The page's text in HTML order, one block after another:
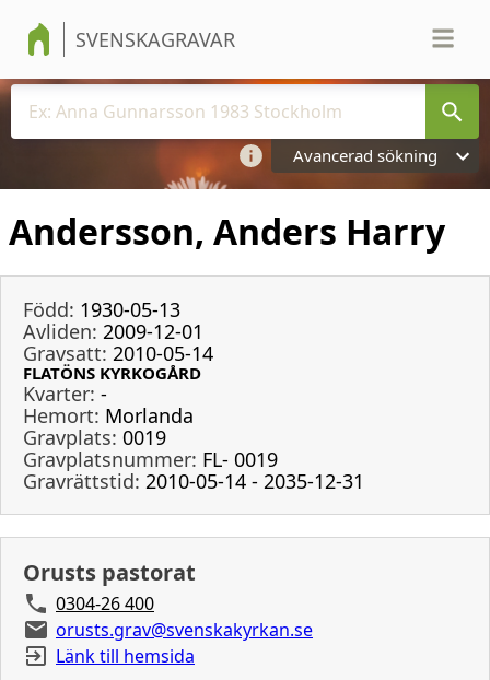
SVENSKAGRAVAR
Avancerad sökning
Andersson, Anders Harry
Född: 1930-05-13
Avliden: 2009-12-01
Gravsatt: 2010-05-14
FLATÖNS KYRKOGÅRD
Kvarter: -
Hemort: Morlanda
Gravplats: 0019
Gravplatsnummer: FL- 0019
Gravrättstid: 2010-05-14 - 2035-12-31
Orusts pastorat
0304-26 400
orusts.grav@svenskakyrkan.se
Länk till hemsida